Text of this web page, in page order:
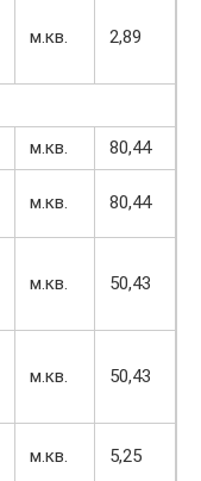
м.кв. 2,89
м.кв.
80,44
м.кв. 80,44
м.кв. 50,43
м.кв. 50,43
м.кв. 5,25